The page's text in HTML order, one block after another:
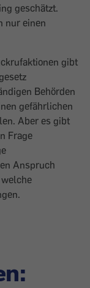
geschätzt.
nur einen
gibt
Behörden
gefährlichen
Aber es gibt
Frage
Anspruch